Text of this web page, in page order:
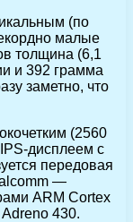
(по
малые
толщина (6,1
и 392 грамма
заметно, что
(2560
дисплеем с
передовая
—
ARM Cortex
430.